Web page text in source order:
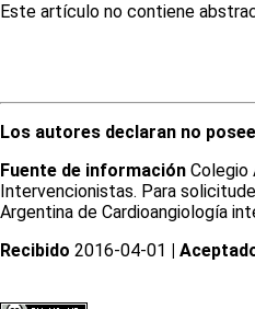
Este artículo no contiene
Los autores declaran no
Fuente de información Colegio
Intervencionistas. Para
Argentina de Cardioangiología
Recibido 2016-04-01 |